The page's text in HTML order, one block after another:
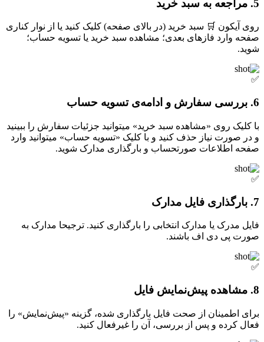
5. مراجعه به سبد خرید
روی آیکون 🛒 سبد خرید (در بالای صفحه) کلیک کنید یا از نوار کناری
صفحه وارد فازهای بعدی؛ مشاهده سبد خرید یا تسویه حساب؛
شوید.
✅
6. بررسی سفارش و ادامه‌ی تسویه حساب
با کلیک روی «مشاهده سبد خرید» میتوانید جزئیات سفارش را ببینید
و در صورت نیاز حذف کنید و با کلیک «تسویه حساب» میتوانید وارد
صفحه اطلاعات صورتحساب و بارگذاری مدارک شوید.
✅
7. بارگذاری فایل مدارک
فایل مدرک یا مدارک انتخابی را بارگذاری کنید. ترجیحا مدارک به
صورت پی دی اف باشند.
✅
8. مشاهده پیش‌نمایش فایل
برای اطمینان از صحت فایل بارگذاری شده، گزینه «پیش‌نمایش» را
فعال کرده و پس از بررسی، آن را غیرفعال کنید.